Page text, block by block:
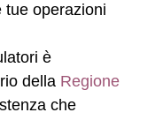
tue operazioni
è
della Regione
che